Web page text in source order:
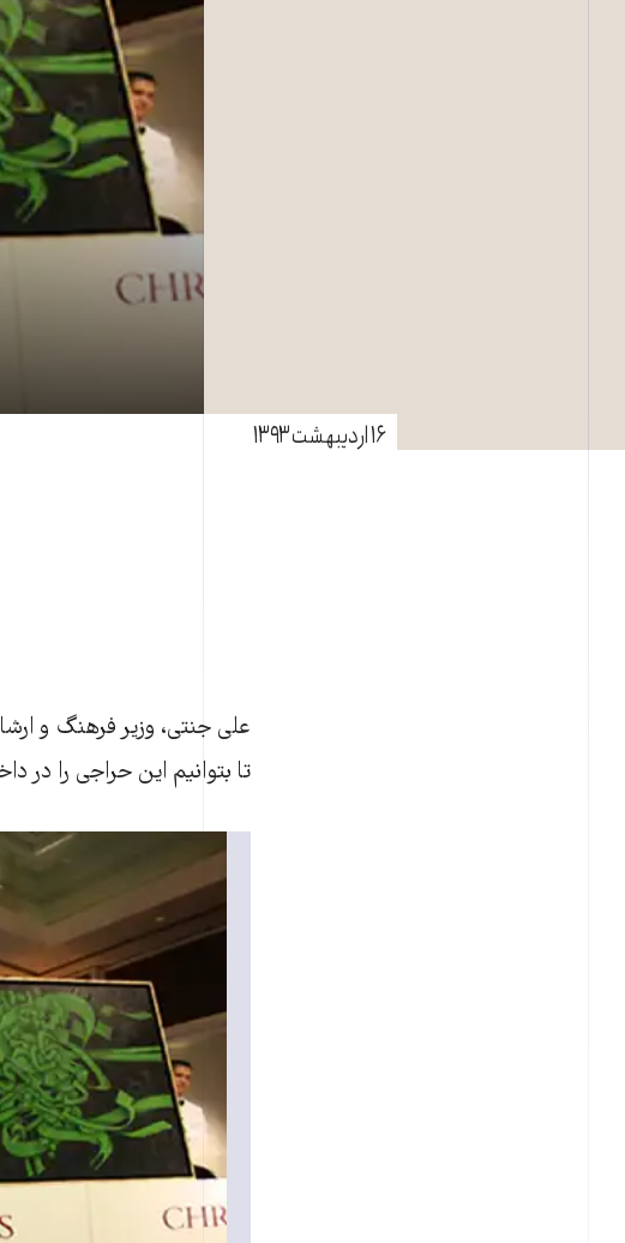
۱۶ اردیبهشت ۱۳۹۳
علی جنتی، وزير فرهنگ و
تا بتوانيم اين حراجی را در